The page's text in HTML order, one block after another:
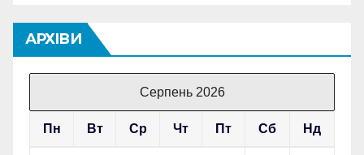
АРХІВИ
Серпень 2026
Пн Вт Ср Чт Пт Сб Нд